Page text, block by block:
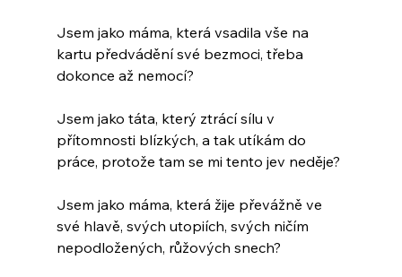
Jsem jako máma, která vsadila vše na
kartu předvádění své bezmoci, třeba
dokonce až nemocí?
Jsem jako táta, který ztrácí sílu v
přítomnosti blízkých, a tak utíkám do
práce, protože tam se mi tento jev neděje?
Jsem jako máma, která žije převážně ve
své hlavě, svých utopiích, svých ničím
nepodložených, růžových snech?